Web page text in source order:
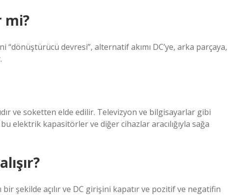
mi?
devresi”, alternatif akımı DC’ye, arka parçaya,
ve soketten elde edilir. Televizyon ve bilgisayarlar gibi
elektrik kapasitörler ve diğer cihazlar aracılığıyla sağa
bir şekilde açılır ve DC girişini kapatır ve pozitif ve negatifin